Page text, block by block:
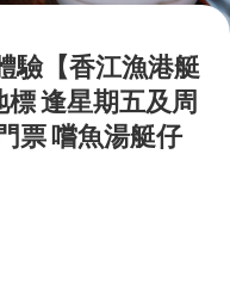
驗【香江漁港艇
逢星期五及周
票 嚐魚湯艇仔